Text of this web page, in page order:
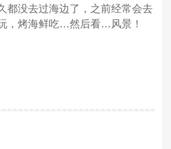
都没去过海边了，之前经常会去
，烤海鲜吃…然后看…风景！